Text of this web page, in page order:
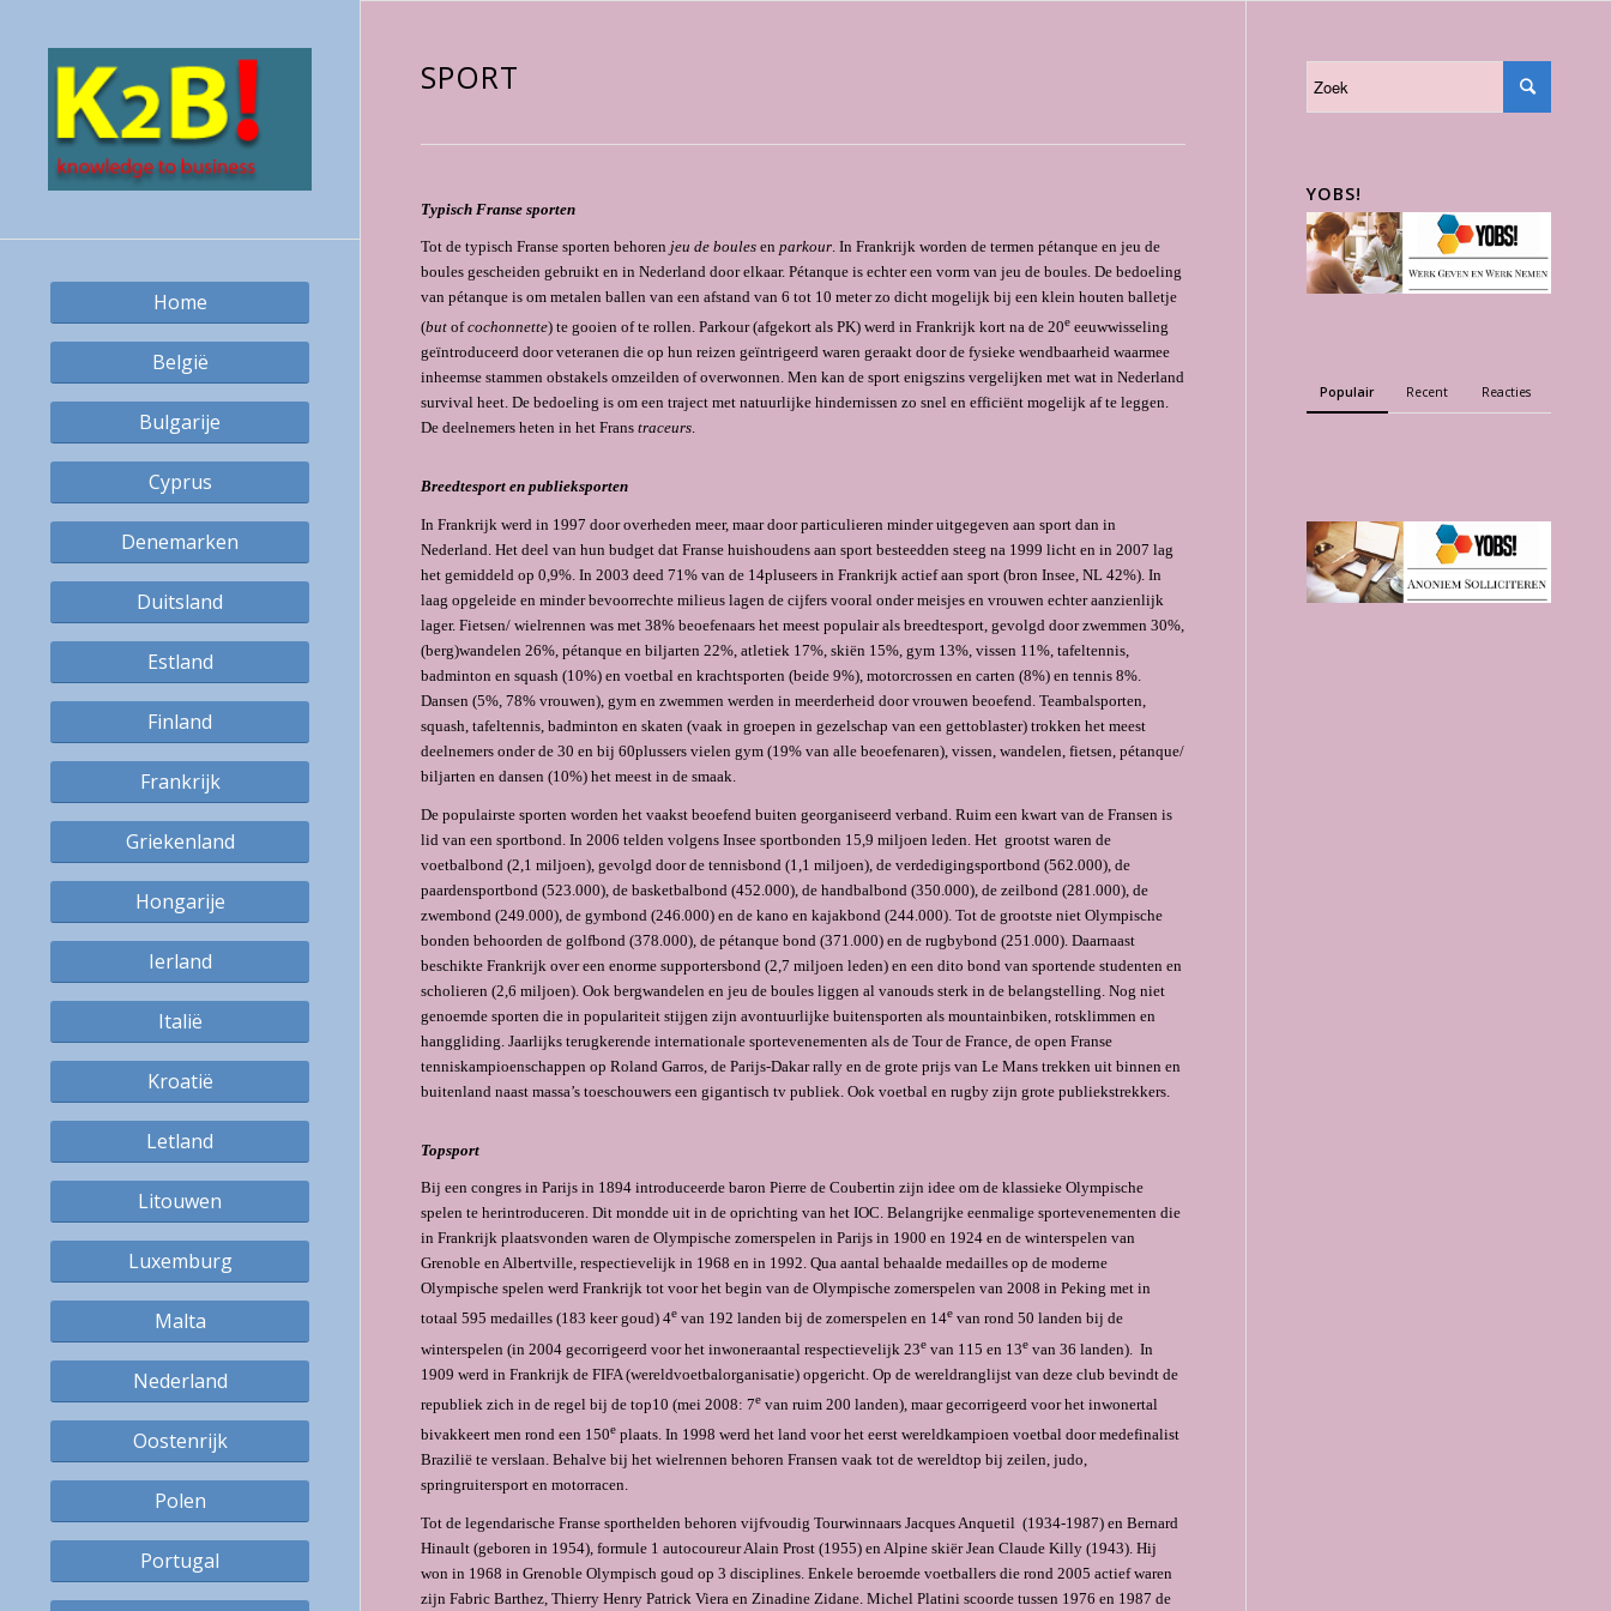
Home
België
Bulgarije
Cyprus
Denemarken
Duitsland
Estland
Finland
Frankrijk
Griekenland
Hongarije
Ierland
Italië
Kroatië
Letland
Litouwen
Luxemburg
Malta
Nederland
Oostenrijk
Polen
Portugal
SPORT
Typisch Franse sporten
Tot de typisch Franse sporten behoren jeu de boules en parkour. In Frankrijk worden de termen pétanque en jeu de
boules gescheiden gebruikt en in Nederland door elkaar. Pétanque is echter een vorm van jeu de boules. De bedoeling
van pétanque is om metalen ballen van een afstand van 6 tot 10 meter zo dicht mogelijk bij een klein houten balletje
(but ofcochonnette) te gooien of te rollen. Parkour (afgekort als PK) werd in Frankrijk kort na de 20e eeuwwisseling
geïntroduceerd door veteranen die op hun reizen geïntrigeerd waren geraakt door de fysieke wendbaarheid waarmee
inheemse stammen obstakels omzeilden of overwonnen. Men kan de sport enigszins vergelijken met wat in Nederland
survival heet. De bedoeling is om een traject met natuurlijke hindernissen zo snel en efficiënt mogelijk af te leggen.
De deelnemers heten in het Frans traceurs.
Breedtesport en publieksporten
In Frankrijk werd in 1997 door overheden meer, maar door particulieren minder uitgege­ven aan sport dan in
Nederland. Het deel van hun budget dat Franse huishoudens aan sport besteedden steeg na 1999 licht en in 2007 lag
het gemiddeld op 0,9%. In 2003 deed 71% van de 14pluseers in Frankrijk actief aan sport (bron Insee, NL 42%). In
laag opgeleide en minder bevoor­rechte milieus lagen de cijfers vooral onder meisjes en vrouwen echter aanzienlijk
lager. Fietsen/ wielrennen was met 38% beoefenaars het meest populair als breedtesport, gevolgd door zwemmen 30%,
(berg)wandelen 26%, pétanque en biljarten 22%, atletiek 17%, skiën 15%, gym 13%, vissen 11%, tafeltennis,
badminton en squash (10%) en voetbal en krachtsporten (beide 9%), motorcrossen en carten (8%) en tennis 8%.
Dansen (5%, 78% vrouwen), gym en zwemmen werden in meerderheid door vrouwen beoefend. Teambalsporten,
squash, tafeltennis, badminton en skaten (vaak in groepen in gezelschap van een gettoblaster) trokken het meest
deelnemers onder de 30 en bij 60plussers vielen gym (19% van alle beoefenaren), vissen, wandelen, fietsen, pétanque/
biljarten en dansen (10%) het meest in de smaak.
De populairste sporten worden het vaakst beoefend buiten georganiseerd verband. Ruim een kwart van de Fransen is
lid van een sportbond. In 2006 telden volgens Insee sportbonden 15,9 miljoen leden. Het grootst waren de
voetbalbond (2,1 miljoen), gevolgd door de tennisbond (1,1 miljoen), de verdedigingsportbond (562.000), de
paardensportbond (523.000), de basketbalbond (452.000), de handbalbond (350.000), de zeilbond (281.000), de
zwembond (249.000), de gymbond (246.000) en de kano en kajakbond (244.000). Tot de grootste niet Olympische
bonden behoorden de golfbond (378.000), de pétanque bond (371.000) en de rugbybond (251.000). Daarnaast
beschikte Frankrijk over een enorme supportersbond (2,7 miljoen leden) en een dito bond van sportende studenten en
scholieren (2,6 miljoen). Ook bergwandelen en jeu de boules liggen al vanouds sterk in de belangstelling. Nog niet
genoemde sporten die in populariteit stijgen zijn avontuurlijke buitensporten als mountainbi­ken, rotsklimmen en
hanggliding. Jaarlijks terugkerende internationale sporteve­nementen als de Tour de France, de open Franse
tenniskampioenschappen op Roland Garros, de Parijs-Dakar rally en de grote prijs van Le Mans trekken uit binnen en
buitenland naast massa’s toeschou­wers een gigantisch tv publiek. Ook voetbal en rugby zijn grote publiekstrek­kers.
Topsport
Bij een congres in Parijs in 1894 introduceerde baron Pierre de Coubertin zijn idee om de klassieke Olympische
spelen te herintroduceren. Dit mondde uit in de oprichting van het IOC. Belangrijke eenmalige sportevenementen die
in Frankrijk plaatsvonden waren de Olympische zomerspelen in Parijs in 1900 en 1924 en de winterspelen van
Grenoble en Albertville, respectievelijk in 1968 en in 1992. Qua aantal behaalde medailles op de mo­derne
Olympische spelen werd Frankrijk tot voor het begin van de Olympische zomerspelen van 2008 in Peking met in
totaal 595 medailles (183 keer goud) 4e van 192 landen bij de zomerspelen en 14e van rond 50 landen bij de
winterspelen (in 2004 gecorrigeerd voor het inwoneraantal respectievelijk 23e van 115 en 13e van 36 landen). In
1909 werd in Frankrijk de FIFA (wereldvoetbalor­ganisatie) opgericht. Op de wereldranglijst van deze club bevindt de
republiek zich in de regel bij de top10 (mei 2008: 7e van ruim 200 landen), maar gecorrigeerd voor het inwo­nertal
bivakkeert men rond een 150e plaats. In 1998 werd het land voor het eerst wereld­kampioen voet­bal door medefinalist
Brazilië te verslaan. Behalve bij het wielrennen beho­ren Fransen vaak tot de wereldtop bij zeilen, judo,
springruitersport en motorracen.
Tot de le­gendari­sche Franse sporthelden behoren vijfvoudig Tourwinnaars Jacques Anquetil (1934-1987) en Bernard
Hinault (geboren in 1954), formule 1 autocoureur Alain Prost (1955) en Alpine skiër Jean Claude Killy (1943). Hij
won in 1968 in Grenoble Olympisch goud op 3 disciplines. Enkele beroemde voetballers die rond 2005 actief waren
zijn Fabric Bart­hez, Thierry Henry Patrick Viera en Zinadine Zidane. Michel Platini scoorde tussen 1976 en 1987 de
YOBS!
Populair Recent Reacties